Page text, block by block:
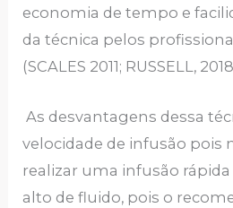
economia de tempo e
da técnica pelos
(SCALES 2011; RUSSELL,
As desvantagens dessa
velocidade de infusão pois
realizar uma infusão
alto de fluido, pois o